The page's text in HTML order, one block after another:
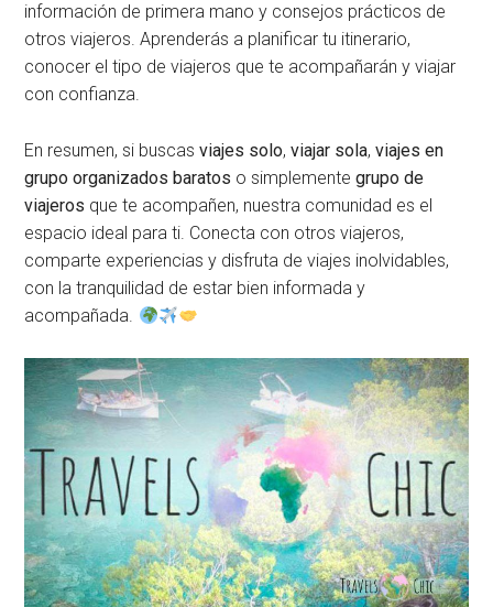
información de primera mano y consejos prácticos de
otros viajeros. Aprenderás a planificar tu itinerario,
conocer el tipo de viajeros que te acompañarán y viajar
con confianza.
En resumen, si buscasviajes solo,viajar sola,viajes en
grupo organizados baratos o simplementegrupo de
viajeros que te acompañen, nuestra comunidad es el
espacio ideal para ti. Conecta con otros viajeros,
comparte experiencias y disfruta de viajes inolvidables,
con la tranquilidad de estar bien informada y
acompañada.